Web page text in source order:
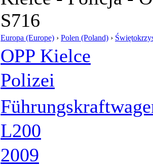
S716
Europa (Europe) › Polen (Poland) ›
OPP Kielce
Polizei
L200
2009